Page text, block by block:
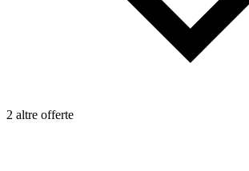
2 altre offerte